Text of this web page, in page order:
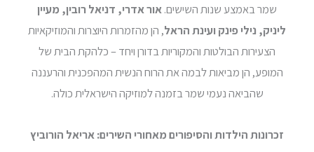
שמר באמצע שנות השישים.אור אדרי, דניאל רובין, מעיין
ליניק, נילי פינק ועינת הראל, הן מהזמרות היוצרות והמוזיקאיות
הצעירות הבולטות והמקוריות בדורן ויחד – כלהקת הבית של
המופע, הן מביאות לבמה את הרוח הנשית המהפכנית והרעננה
שהביאה נעמי שמר בזמנה למוזיקה הישראלית כולה.
זכרונות הילדות והסיפורים מאחורי השירים: אריאל הורוביץ